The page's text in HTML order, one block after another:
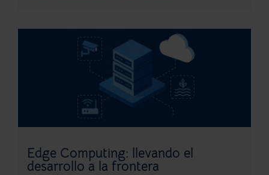
Edge Computing: llevando el
desarrollo a la frontera